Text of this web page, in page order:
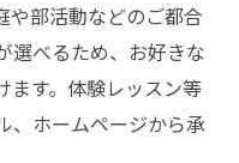
や部活動などのご都合
選べるため、お好きな
ます。体験レッスン等
、ホームページから承